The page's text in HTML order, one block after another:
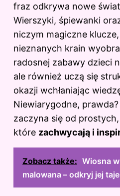
fraz odkrywa nowe
Wierszyki, śpiewanki
niczym magiczne
nieznanych krain
radosnej zabawy dzieci
ale również uczą się
okazji wchłaniając
Niewiarygodne,
zaczyna się od
które zachwycają i
Zobacz także: Wiosna
malowana – odkryj jej